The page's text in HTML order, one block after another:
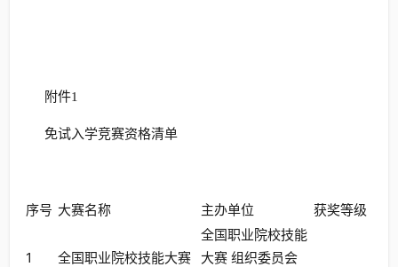
附件1
免试入学竞赛资格清单
序号 大赛名称 主办单位 获奖等级
1 全国职业院校技能大赛
全国职业院校技能
大赛 组织委员会